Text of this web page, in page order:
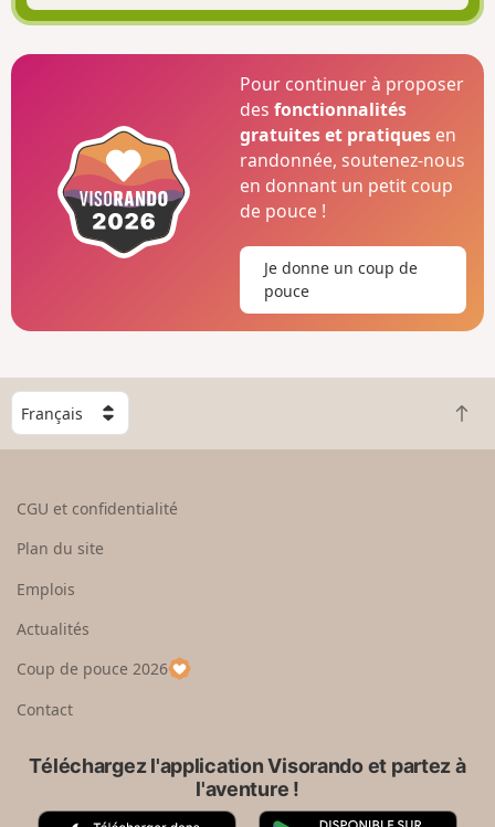
Pour continuer à proposer
desfonctionnalités
gratuites et pratiques en
randonnée, soutenez-nous
en donnant un petit coup
de pouce !
Je donne un coup de
pouce
C
h
o
e
u
p
a
R
e
CGU et confidentialité
Plan du site
Emplois
Actualités
Coup de pouce 2026
Contact
Téléchargez l'application Visorando et partez à
l'aventure !
A G